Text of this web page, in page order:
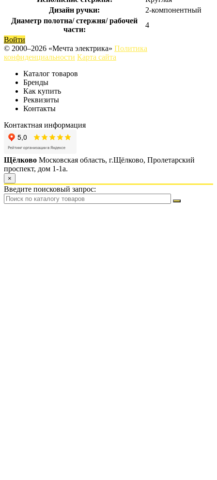
Дизайн ручки:
2-компонентный
Диаметр полотна/ стержня/ рабочей
части:
4
Войти
© 2000–2026 «Мечта электрика» Политика
конфиденциальности Карта сайта
Каталог товаров
Бренды
Как купить
Реквизиты
Контакты
Контактная информация
Щёлково Московская область, г.Щёлково, Пролетарский
проспект, дом 1‑1а.
×
Введите поисковый запрос: